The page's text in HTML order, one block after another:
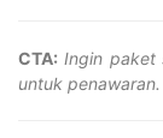
CTA: Ingin paket
untuk penawaran.